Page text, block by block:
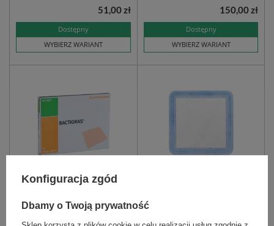
Dostępny
WYBIERZ WARIANT
51,00 zł
Dostępny
WYBIERZ WARIANT
150,00 zł
Bactigras - opatrunek
szt.) - ConvaTec
Konfiguracja zgód
Dbamy o Twoją prywatność